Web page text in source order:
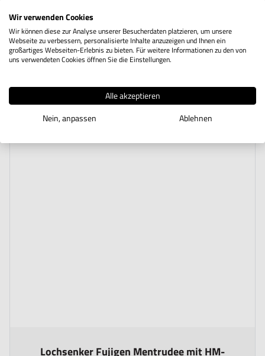
ab
243,95 € Inkl. Steuern
205,00 € Zzgl. Steuern
Lochsenker Fujigen Mentrudee mit HM-
The price depends on the options chosen on the product page
Wir verwenden Cookies
Wir können diese zur Analyse unserer Besucherdaten platzieren, um unsere
Webseite zu verbessern, personalisierte Inhalte anzuzeigen und Ihnen ein
großartiges Webseiten-Erlebnis zu bieten. Für weitere Informationen zu den von
uns verwendeten Cookies öffnen Sie die Einstellungen.
Alle akzeptieren
Nein, anpassen
Ablehnen